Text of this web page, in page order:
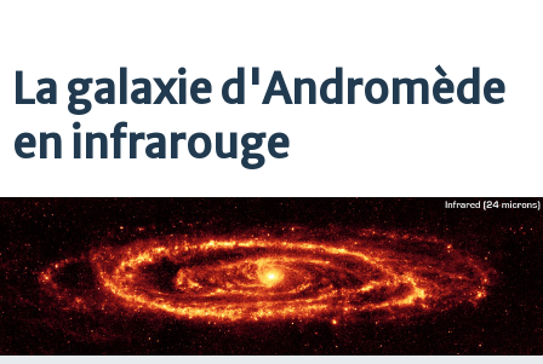
La galaxie d'Andromède
en infrarouge